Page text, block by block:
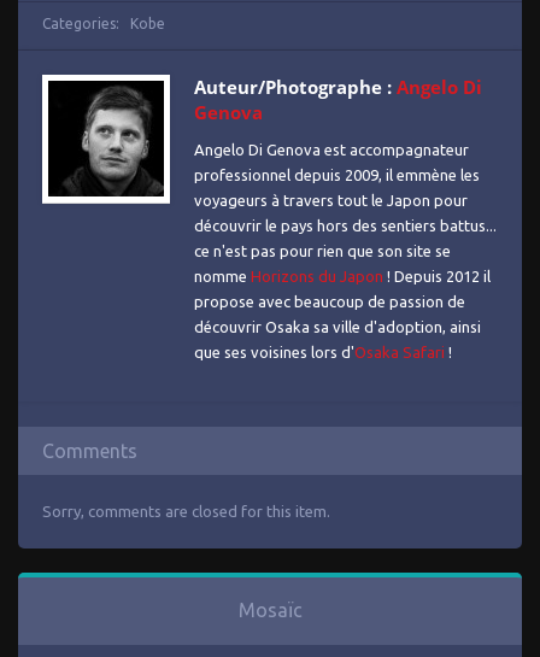
Categories: Kobe
Auteur/Photographe : Angelo Di
Genova
Angelo Di Genova est accompagnateur
professionnel depuis 2009, il emmène les
voyageurs à travers tout le Japon pour
découvrir le pays hors des sentiers battus...
ce n'est pas pour rien que son site se
nomme Horizons du Japon ! Depuis 2012 il
propose avec beaucoup de passion de
découvrir Osaka sa ville d'adoption, ainsi
que ses voisines lors d'Osaka Safari !
Comments
Sorry, comments are closed for this item.
Mosaïc